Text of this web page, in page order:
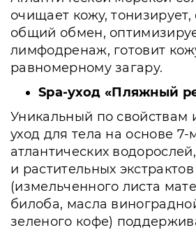
очищает кожу, тонизирует,
общий обмен,
лимфодренаж, готовит
равномерному загару.
Spa-уход «Пляжный
Уникальный по свойствам
уход для тела на основе 7-
атлантических
и растительных экстрактов
(измельченного листа
билоба, масла
зеленого кофе)